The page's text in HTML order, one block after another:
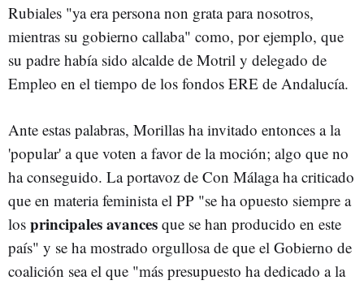
Rubiales "ya era persona non grata para nosotros,
mientras su gobierno callaba" como, por ejemplo, que
su padre había sido alcalde de Motril y delegado de
Empleo en el tiempo de los fondos ERE de Andalucía.
Ante estas palabras, Morillas ha invitado entonces a la
'popular' a que voten a favor de la moción; algo que no
ha conseguido. La portavoz de Con Málaga ha criticado
que en materia feminista el PP "se ha opuesto siempre a
los principales avances que se han producido en este
país" y se ha mostrado orgullosa de que el Gobierno de
coalición sea el que "más presupuesto ha dedicado a la